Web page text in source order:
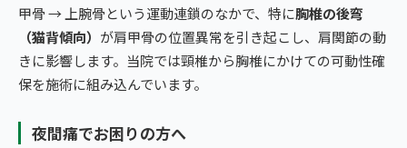
甲骨 → 上腕骨という運動連鎖のなかで、特に胸椎の後弯
（猫背傾向） が肩甲骨の位置異常を引き起こし、肩関節の動
きに影響します。当院では頸椎から胸椎にかけての可動性確
保を施術に組み込んでいます。
夜間痛でお困りの方へ